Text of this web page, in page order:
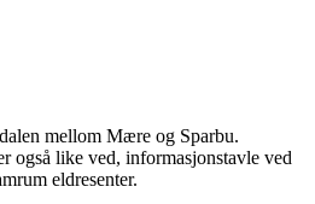
mellom Mære og Sparbu.
også like ved, informasjonstavle ved
eldresenter.